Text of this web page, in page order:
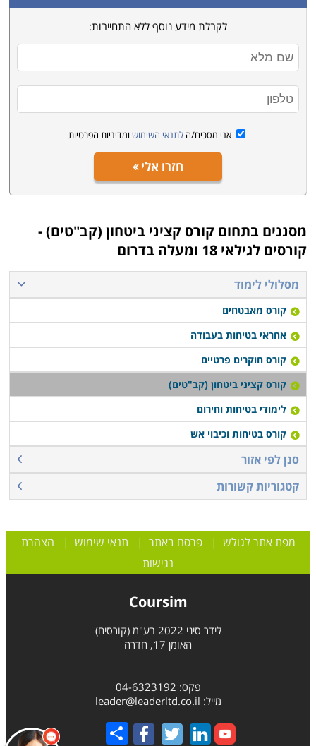
לקבלת מידע נוסף ללא התחייבות:
אני מסכים/ה לתנאי השימוש ומדיניות הפרטיות
חזרו אלי
מסננים בתחום קורס קציני ביטחון (קב"טים) -
קורסים לגילאי 18 ומעלה בדרום
מסלולי לימוד
קורס מאבטחים
אחראי בטיחות בעבודה
קורס חוקרים פרטיים
קורס קציני ביטחון (קב"טים)
לימודי בטיחות וחירום
קורס בטיחות וכיבוי אש
סנן לפי אזור
קטגוריות קשורות
מפת אתר לגולש |פרסם באתר | תנאי שימוש | הצהרת
נגישות
Coursim
לידר סיני 2022 בע"מ (קורסים)
האומן 17, חדרה
פקס: 04-6323192
מייל: leader@leaderltd.co.il
Share